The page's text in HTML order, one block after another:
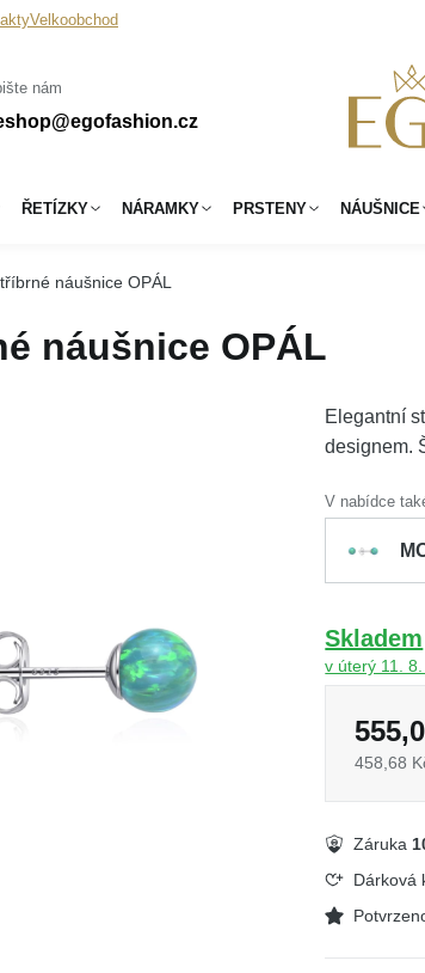
Velkoobchod
nám
ŘETÍZKY NÁRAMKY PRSTENY NÁUŠNICE
náušnice OPÁL
náušnice OPÁL
Elegantní
designem.
V nabídce
Skladem
v úterý 11.
458,68
Záruka
Dárková